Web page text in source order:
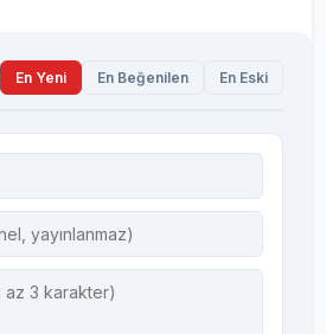
En Yeni En Beğenilen En Eski